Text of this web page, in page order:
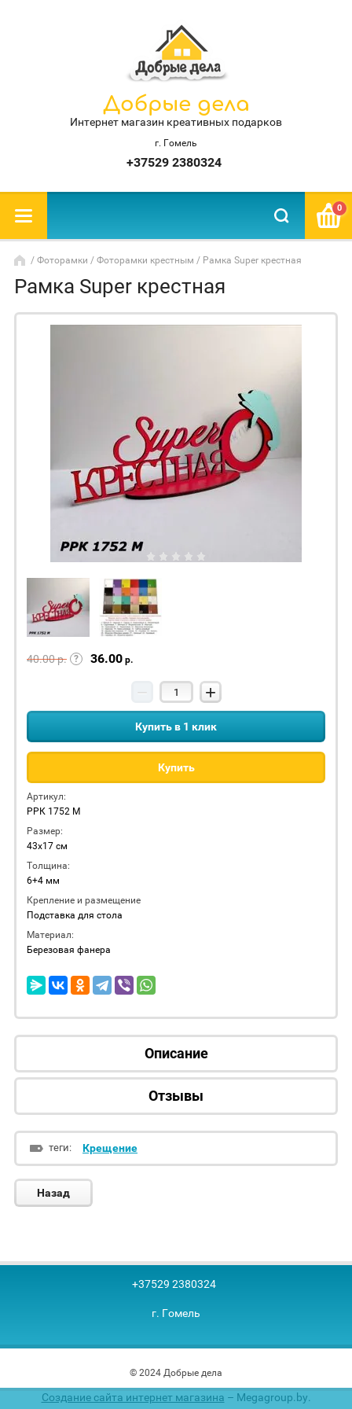
Добрые дела
Интернет магазин креативных подарков
г. Гомель
+37529 2380324
0
/ Фоторамки / Фоторамки крестным / Рамка Super крестная
Рамка Super крестная
40.00р. 36.00 р.
− +
Купить в 1 клик
Купить
Артикул:
РРК 1752 М
Размер:
43х17 см
Толщина:
6+4 мм
Крепление и размещение
Подставка для стола
Материал:
Березовая фанера
Описание
Отзывы
теги: Крещение
Назад
+37529 2380324
г. Гомель
© 2024 Добрые дела
Создание сайта интернет магазина – Megagroup.by.